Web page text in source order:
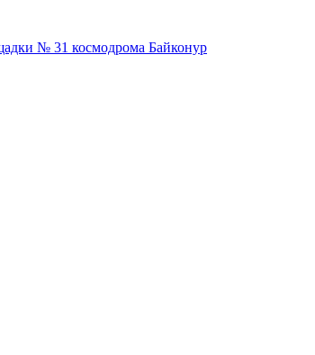
№ 31 космодрома Байконур